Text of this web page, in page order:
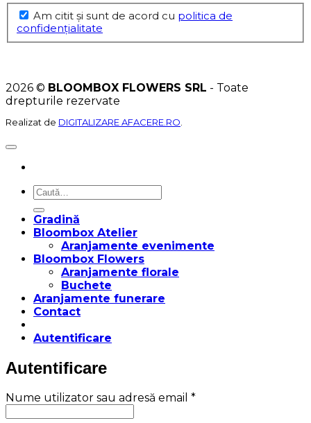
Am citit şi sunt de acord cu politica de
confidențialitate
2026 © BLOOMBOX FLOWERS SRL - Toate
drepturile rezervate
Realizat de DIGITALIZARE AFACERE.RO
Caută
după:
Gradină
Bloombox Atelier
Aranjamente evenimente
Bloombox Flowers
Aranjamente florale
Buchete
Aranjamente funerare
Contact
Autentificare
Autentificare
Nume utilizator sau adresă email *Obligatoriu